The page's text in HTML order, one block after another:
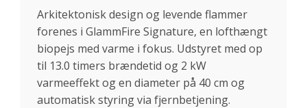
Arkitektonisk design og levende flammer
forenes i GlammFire Signature, en lofthængt
biopejs med varme i fokus. Udstyret med op
til 13.0 timers brændetid og 2 kW
varmeeffekt og en diameter på 40 cm og
automatisk styring via fjernbetjening.